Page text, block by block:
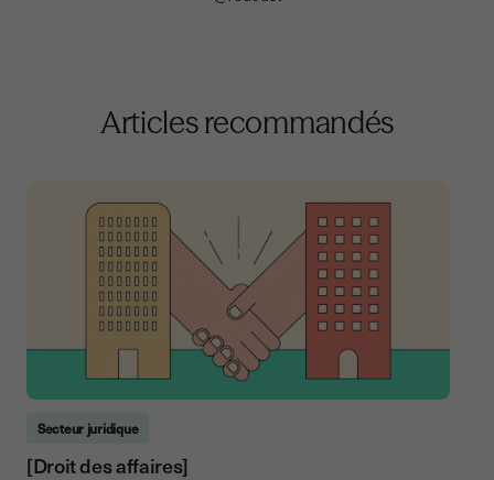
Articles recommandés
Secteur juridique
[Droit des affaires]